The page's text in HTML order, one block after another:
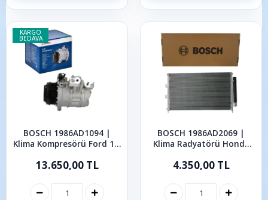
KARGO
BEDAVA
BOSCH 1986AD1094 |
Klima Kompresörü Ford 1.5
Connect Mondeo
13.650,00 TL
BOSCH 1986AD2069 |
Klima Radyatörü Honda
4.350,00 TL